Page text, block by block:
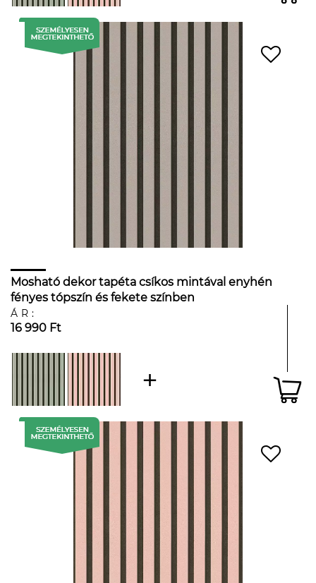
Mosható dekor tapéta csíkos mintával enyhén
fényes tópszín és fekete színben
ÁR:
16 990 Ft